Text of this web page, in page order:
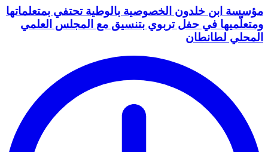
مؤسسة ابن خلدون الخصوصية بالوطية تحتفي بمتعلماتها
ومتعلّميها في حفل تربوي بتنسيق مع المجلس العلمي
المحلي لطانطان